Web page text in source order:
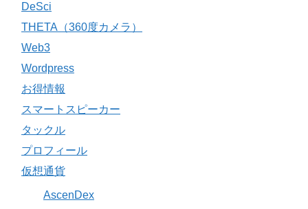
DeSci
THETA（360度カメラ）
Web3
Wordpress
お得情報
スマートスピーカー
タックル
プロフィール
仮想通貨
AscenDex